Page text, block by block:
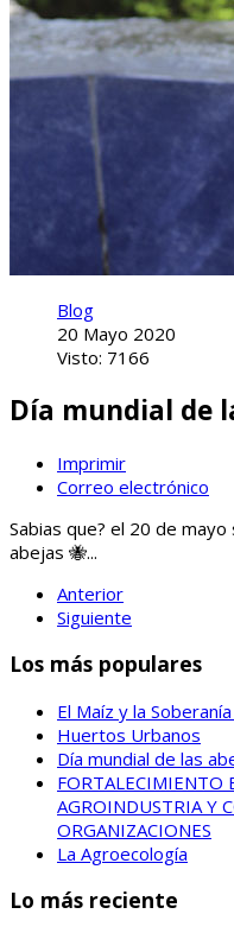
Blog
20 Mayo 2020
Visto: 7166
Día mundial de
Imprimir
Correo electrónico
Sabias que? el 20 de
abejas 🐝...
Anterior
Siguiente
Los más populares
El Maíz y la
Huertos Urbanos
Día mundial de las
FORTALECIMIENTO
AGROINDUSTRIA Y
ORGANIZACIONES
La Agroecología
Lo más reciente